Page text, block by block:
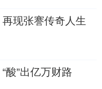
现张謇传奇人生
酸”出亿万财路